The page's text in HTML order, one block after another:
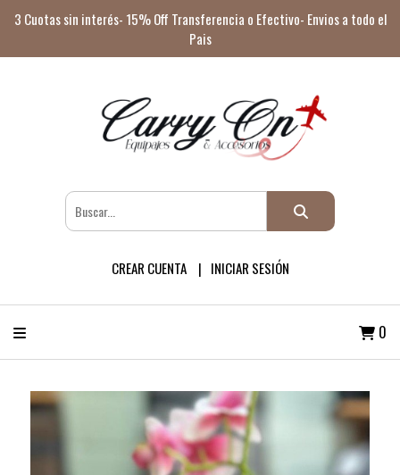
3 Cuotas sin interés- 15% Off Transferencia o Efectivo- Envios a todo el
Pais
CREAR CUENTA INICIAR SESIÓN
0